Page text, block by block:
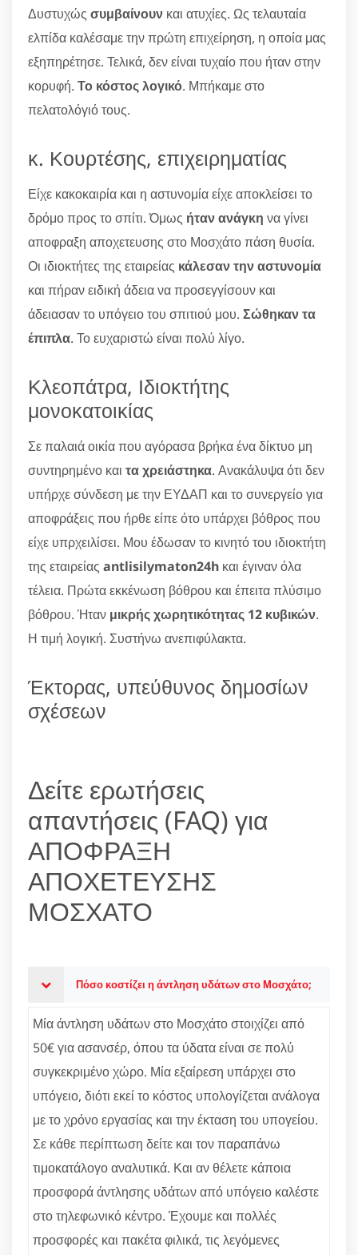
Δυστυχώς συμβαίνουν και ατυχίες. Ως τελαυταία
ελπίδα καλέσαμε την πρώτη επιχείρηση, η οποία μας
εξηπηρέτησε. Τελικά, δεν είναι τυχαίο που ήταν στην
κορυφή. Το κόστος λογικό. Μπήκαμε στο
πελατολόγιό τους.
κ. Κουρτέσης, επιχειρηματίας
Είχε κακοκαιρία και η αστυνομία είχε αποκλείσει το
δρόμο προς το σπίτι. Όμως ήταν ανάγκη να γίνει
αποφραξη αποχετευσης στο Μοσχάτο πάση θυσία.
Οι ιδιοκτήτες της εταιρείας κάλεσαν την αστυνομία
και πήραν ειδική άδεια να προσεγγίσουν και
άδειασαν το υπόγειο του σπιτιού μου. Σώθηκαν τα
έπιπλα. Το ευχαριστώ είναι πολύ λίγο.
Κλεοπάτρα, Ιδιοκτήτης
μονοκατοικίας
Σε παλαιά οικία που αγόρασα βρήκα ένα δίκτυο μη
συντηρημένο και τα χρειάστηκα. Ανακάλυψα ότι δεν
υπήρχε σύνδεση με την ΕΥΔΑΠ και το συνεργείο για
αποφράξεις που ήρθε είπε ότο υπάρχει βόθρος που
είχε υπρχειλίσει. Μου έδωσαν το κινητό του ιδιοκτήτη
της εταιρείας antlisilymaton24h και έγιναν όλα
τέλεια. Πρώτα εκκένωση βόθρου και έπειτα πλύσιμο
βόθρου. Ήταν μικρής χωρητικότητας 12 κυβικών.
Η τιμή λογική. Συστήνω ανεπιφύλακτα.
Έκτορας, υπεύθυνος δημοσίων
σχέσεων
Δείτε ερωτήσεις
απαντήσεις (FAQ) για
ΑΠΟΦΡΑΞΗ
ΑΠΟΧΕΤΕΥΣΗΣ
ΜΟΣΧΑΤΟ
Πόσο κοστίζει η άντληση υδάτων στο Μοσχάτο;
Μία άντληση υδάτων στο Μοσχάτο στοιχίζει από
50€ για ασανσέρ, όπου τα ύδατα είναι σε πολύ
συγκεκριμένο χώρο. Μία εξαίρεση υπάρχει στο
υπόγειο, διότι εκεί το κόστος υπολογίζεται ανάλογα
με το χρόνο εργασίας και την έκταση του υπογείου.
Σε κάθε περίπτωση δείτε και τον παραπάνω
τιμοκατάλογο αναλυτικά. Και αν θέλετε κάποια
προσφορά άντλησης υδάτων από υπόγειο καλέστε
στο τηλεφωνικό κέντρο. Έχουμε και πολλές
προσφορές και πακέτα φιλικά, τις λεγόμενες